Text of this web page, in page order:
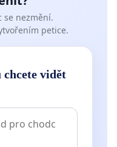
se nezmění.
petice.
chcete vidět